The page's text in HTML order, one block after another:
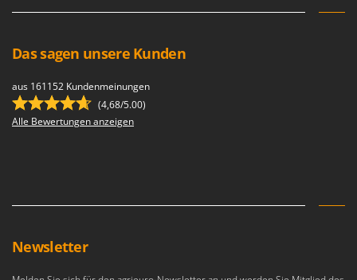
Das sagen unsere Kunden
aus 161152 Kundenmeinungen
(4,68/5.00)
Alle Bewertungen anzeigen
Newsletter